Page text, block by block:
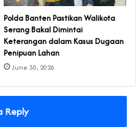
Polda Banten Pastikan Walikota
Serang Bakal Dimintai
Keterangan dalam Kasus Dugaan
Penipuan Lahan
June 30, 2026
Reply